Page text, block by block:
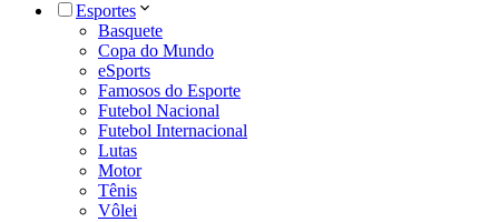
Esportes
Basquete
Copa do Mundo
eSports
Famosos do Esporte
Futebol Nacional
Futebol Internacional
Lutas
Motor
Tênis
Vôlei